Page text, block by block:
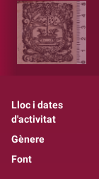
Lloc i dates
d'activitat
Gènere
Font